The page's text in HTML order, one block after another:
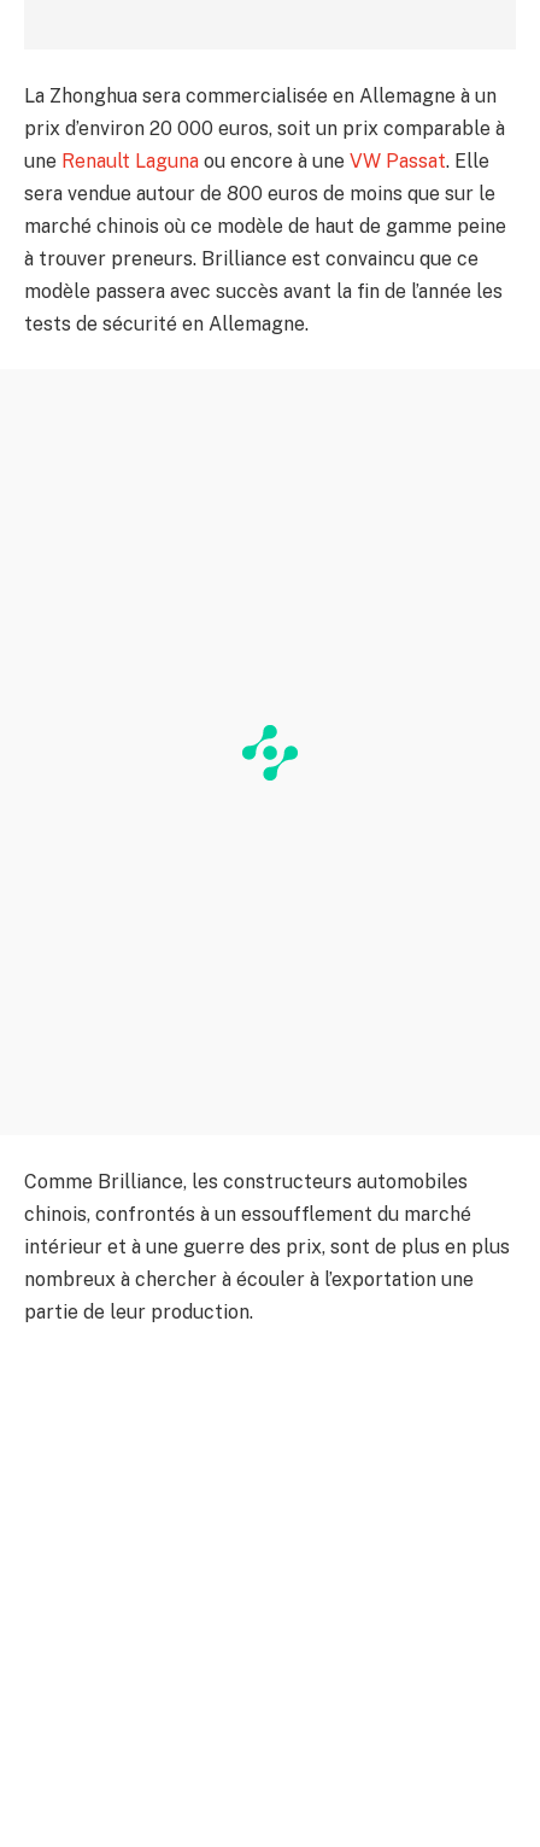
La Zhonghua sera commercialisée en Allemagne à un
prix d’environ 20 000 euros, soit un prix comparable à
une Renault Laguna ou encore à une VW Passat. Elle
sera vendue autour de 800 euros de moins que sur le
marché chinois où ce modèle de haut de gamme peine
à trouver preneurs. Brilliance est convaincu que ce
modèle passera avec succès avant la fin de l’année les
tests de sécurité en Allemagne.
Comme Brilliance, les constructeurs automobiles
chinois, confrontés à un essoufflement du marché
intérieur et à une guerre des prix, sont de plus en plus
nombreux à chercher à écouler à l’exportation une
partie de leur production.